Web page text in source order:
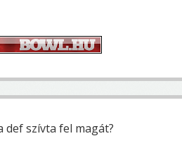
def szívta fel magát?